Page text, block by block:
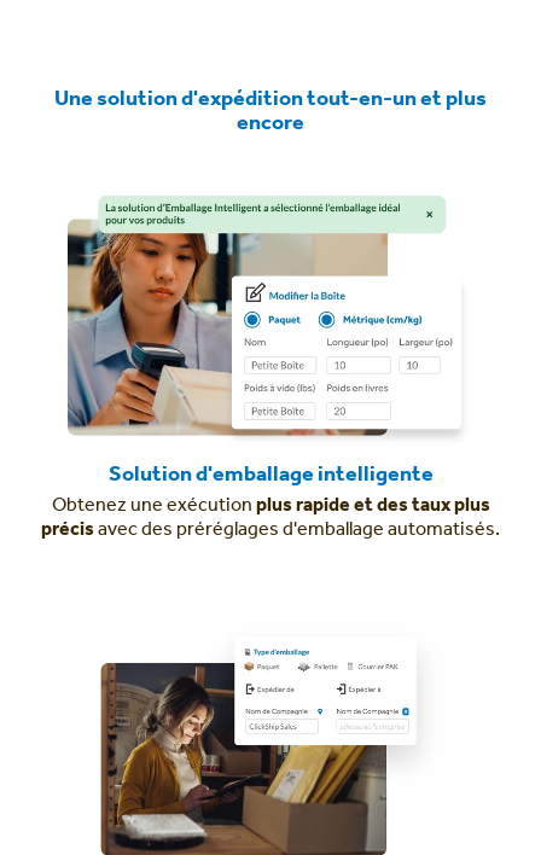
Une solution d'expédition tout-en-un et plus
encore
Solution d'emballage intelligente
Obtenez une exécution plus rapide et des taux plus
précisavec des préréglages d'emballage automatisés.